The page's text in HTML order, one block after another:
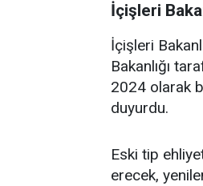
İçişleri
İçişleri
Bakanlığı
2024 olarak
duyurdu.
Eski tip
erecek,